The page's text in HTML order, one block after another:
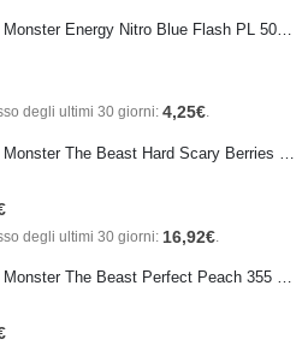
degli ultimi 30 giorni: 4,25€.
degli ultimi 30 giorni: 16,92€
PRE-ORDER Monster The Beast Perfect Peach 355 ml IN ARRIVO ENTRO IL 21 SETTEMBRE